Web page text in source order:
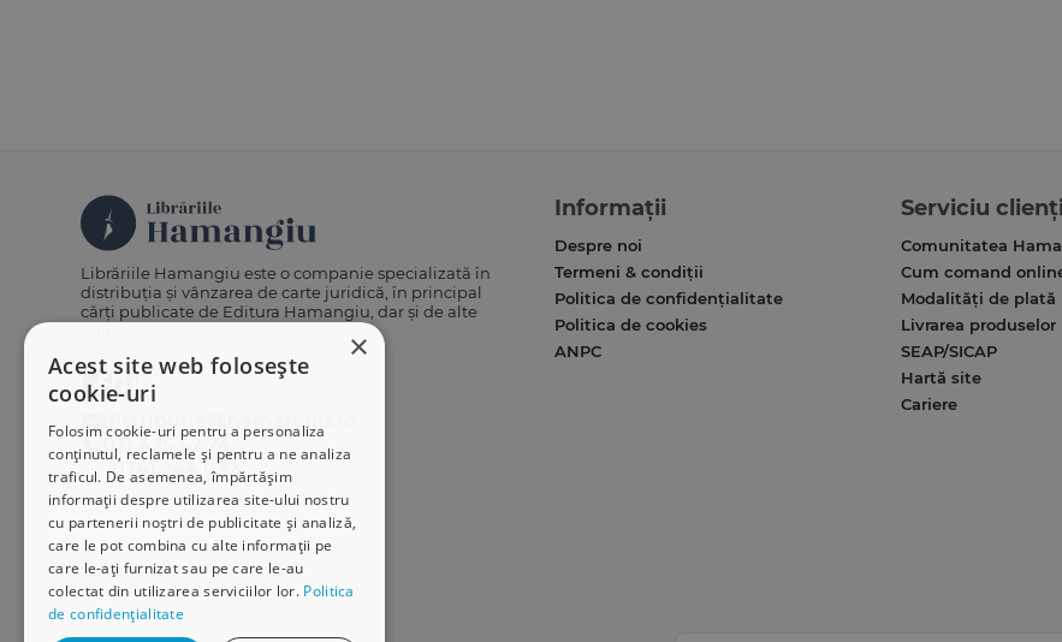
×
Acest site web folosește
cookie-uri
Folosim cookie-uri pentru a personaliza
conținutul, reclamele și pentru a ne analiza
traficul. De asemenea, împărtășim
informații despre utilizarea site-ului nostru
cu partenerii noștri de publicitate și analiză,
care le pot combina cu alte informații pe
care le-ați furnizat sau pe care le-au
colectat din utilizarea serviciilor lor. Politica
de confidențialitate
Librăriile Hamangiu este o companie specializată în
distribuția și vânzarea de carte juridică, în principal
cărți publicate de Editura Hamangiu, dar și de alte
distributie@hamangiu.ro
031 425 42 24
0741 244 032
Informații
Despre noi
Termeni & condiții
Politica de confidențialitate
Politica de cookies
ANPC
Serviciu
Comunitatea
Cum comand
Modalități de plată
Livrarea produselor
SEAP/SICAP
Hartă site
Cariere